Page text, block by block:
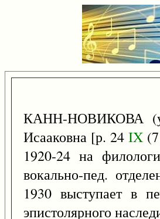
КАНН-НОВИКОВА
Исааковна [р. 24 IX (7
1920-24 на
вокально-пед.
1930 выступает в
эпистолярного